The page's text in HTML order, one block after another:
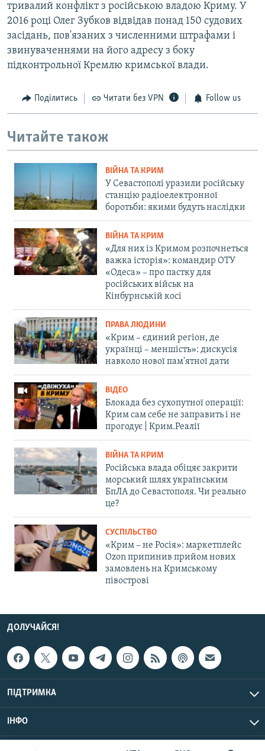
тривалий конфлікт з російською владою Криму. У
2016 році Олег Зубков відвідав понад 150 судових
засідань, пов'язаних з численними штрафами і
звинуваченнями на його адресу з боку
підконтрольної Кремлю кримської влади.
Поділитись Читати без VPN Follow us
Читайте також
ВІЙНА ТА КРИМ
У Севастополі уразили російську
станцію радіоелектронної
боротьби: якими будуть наслідки
ВІЙНА ТА КРИМ
«Для них із Кримом розпочнеться
важка історія»: командир ОТУ
«Одеса» – про пастку для
російських військ на
Кінбурнській косі
ПРАВА ЛЮДИНИ
«Крим – єдиний регіон, де
українці – меншість»: дискусія
навколо нової пам'ятної дати
ВІДЕО
Блокада без сухопутної операції:
Крим сам себе не заправить і не
прогодує | Крим.Реалії
ВІЙНА ТА КРИМ
Російська влада обіцяє закрити
морський шлях українським
БпЛА до Севастополя. Чи реально
це?
СУСПІЛЬСТВО
«Крим – не Росія»: маркетплейс
Ozon припинив прийом нових
замовлень на Кримському
півострові
ДОЛУЧАЙСЯ!
ПІДТРИМКА
ІНФО